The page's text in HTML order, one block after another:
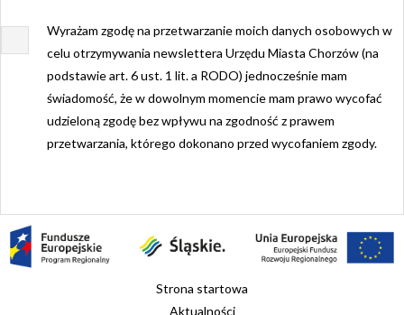
Wyrażam zgodę na przetwarzanie moich danych osobowych w
celu otrzymywania newslettera Urzędu Miasta Chorzów (na
podstawie art. 6 ust. 1 lit. a RODO) jednocześnie mam
świadomość, że w dowolnym momencie mam prawo wycofać
udzieloną zgodę bez wpływu na zgodność z prawem
przetwarzania, którego dokonano przed wycofaniem zgody.
Strona startowa
Aktualności